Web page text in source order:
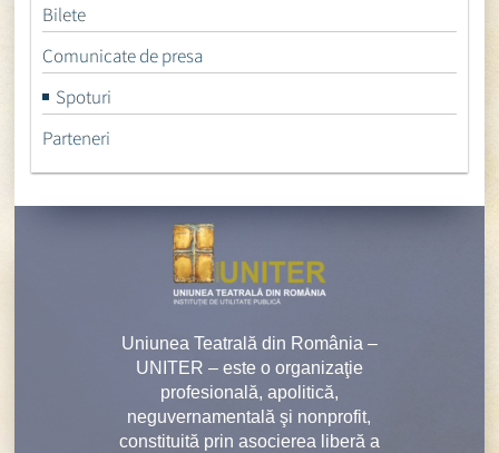
Bilete
Comunicate de presa
Spoturi
Parteneri
Uniunea Teatrală din România –
UNITER – este o organizaţie
profesională, apolitică,
neguvernamentală şi nonprofit,
constituită prin asocierea liberă a